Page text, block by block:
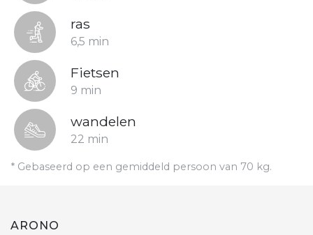
ras
6,5 min
Fietsen
9 min
wandelen
22 min
* Gebaseerd op een gemiddeld persoon van 70 kg.
ARONO